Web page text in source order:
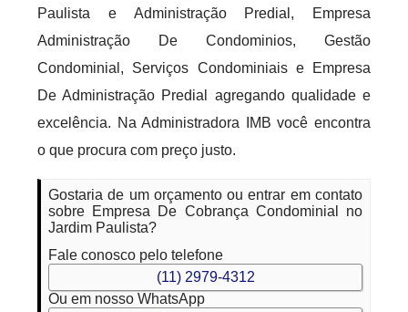
Paulista e Administração Predial, Empresa
Administração De Condominios, Gestão
Condominial, Serviços Condominiais e Empresa
De Administração Predial agregando qualidade e
excelência. Na Administradora IMB você encontra
o que procura com preço justo.
Gostaria de um orçamento ou entrar em contato
sobre Empresa De Cobrança Condominial no
Jardim Paulista?
Fale conosco pelo telefone
(11) 2979-4312
Ou em nosso WhatsApp